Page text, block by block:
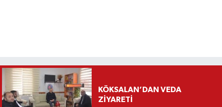
KÖKSALAN’DAN VEDA
ZİYARETİ